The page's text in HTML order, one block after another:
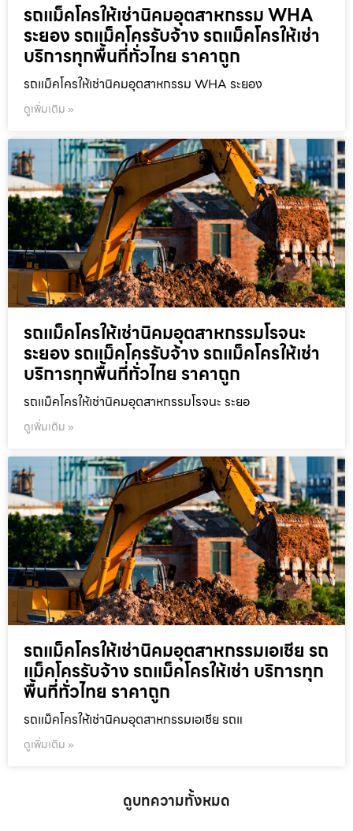
รถแม็คโครให้เช่านิคมอุตสาหกรรม WHA
ระยอง รถแม็คโครรับจ้าง รถแม็คโครให้เช่า
บริการทุกพื้นที่ทั่วไทย ราคาถูก
รถแม็คโครให้เช่านิคมอุตสาหกรรม WHA ระยอง
ดูเพิ่มเติม »
รถแม็คโครให้เช่านิคมอุตสาหกรรมโรจนะ
ระยอง รถแม็คโครรับจ้าง รถแม็คโครให้เช่า
บริการทุกพื้นที่ทั่วไทย ราคาถูก
รถแม็คโครให้เช่านิคมอุตสาหกรรมโรจนะ ระยอ
ดูเพิ่มเติม »
รถแม็คโครให้เช่านิคมอุตสาหกรรมเอเชีย รถ
แม็คโครรับจ้าง รถแม็คโครให้เช่า บริการทุก
พื้นที่ทั่วไทย ราคาถูก
รถแม็คโครให้เช่านิคมอุตสาหกรรมเอเชีย รถแ
ดูเพิ่มเติม »
ดูบทความทั้งหมด